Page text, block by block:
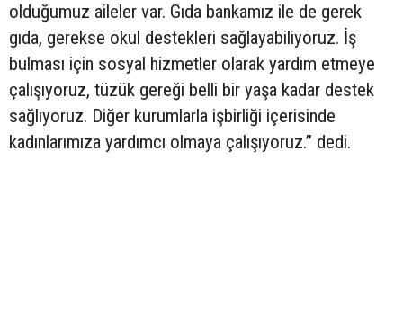
olduğumuz aileler var. Gıda bankamız ile de gerek
gıda, gerekse okul destekleri sağlayabiliyoruz. İş
bulması için sosyal hizmetler olarak yardım etmeye
çalışıyoruz, tüzük gereği belli bir yaşa kadar destek
sağlıyoruz. Diğer kurumlarla işbirliği içerisinde
kadınlarımıza yardımcı olmaya çalışıyoruz.” dedi.